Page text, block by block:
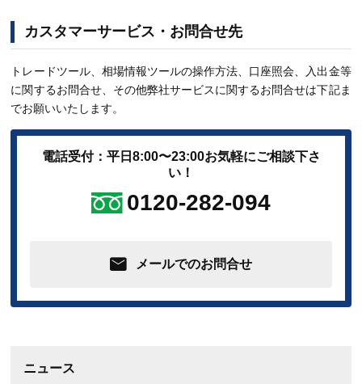
カスタマーサービス・お問合せ先
トレードツール、相場情報ツールの操作方法、口座照会、入出金等
に関するお問合せ、その他弊社サービスに関するお問合せは下記ま
でお願いいたします。
電話受付：平日8:00〜23:00お気軽にご相談下さ
い！
0120-282-094
メールでのお問合せ
ニュース